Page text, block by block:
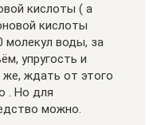
кислоты ( а
кислоты
молекул воды, за
упругость и
же, ждать от этого
. Но для
можно.